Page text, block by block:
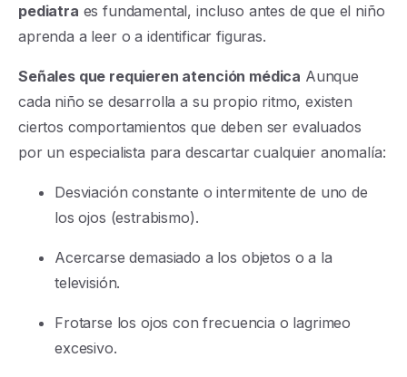
pediatra es fundamental, incluso antes de que el niño
aprenda a leer o a identificar figuras.
Señales que requieren atención médica Aunque
cada niño se desarrolla a su propio ritmo, existen
ciertos comportamientos que deben ser evaluados
por un especialista para descartar cualquier anomalía:
Desviación constante o intermitente de uno de
los ojos (estrabismo).
Acercarse demasiado a los objetos o a la
televisión.
Frotarse los ojos con frecuencia o lagrimeo
excesivo.